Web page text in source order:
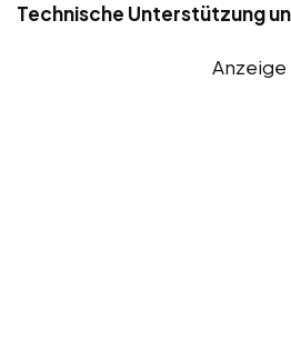
Technische Unterstützung
Anzeige